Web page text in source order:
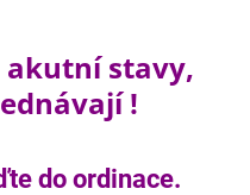
akutní stavy,
!
do ordinace.